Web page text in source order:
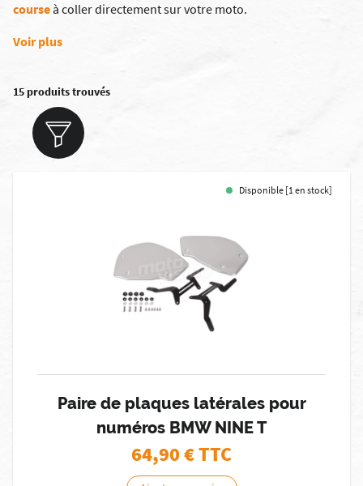
courseà coller directement sur votre moto.
Voir plus
15 produits trouvés
Disponible [1 en stock]
Paire de plaques latérales pour
numéros BMW NINE T
64,90€ TTC